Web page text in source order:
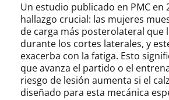
Un estudio publicado en PMC en
hallazgo crucial: las mujeres
de carga más posterolateral que
durante los cortes laterales, y
exacerba con la fatiga. Esto
que avanza el partido o el
riesgo de lesión aumenta si el
diseñado para esta mecánica